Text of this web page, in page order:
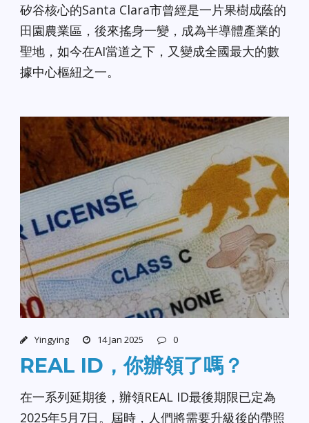
矽谷核心的Santa Clara市曾經是一片果樹成蔭的
田園農業區，後來搖身一變，成為半導體產業的
聖地，如今在AI當道之下，又變成全國最大的數
據中心樞紐之一。
Yingying 14 Jan 2025 0
REAL ID，你辦領了嗎？
在一系列延期後，辦領REAL ID最後期限已定為
2025年5月7日。屆時，人們將需要升級後的帶照